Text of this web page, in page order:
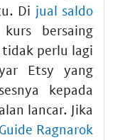
Di jual saldo
bersaing
perlu lagi
Etsy yang
kepada
lancar. Jika
Guide Ragnarok